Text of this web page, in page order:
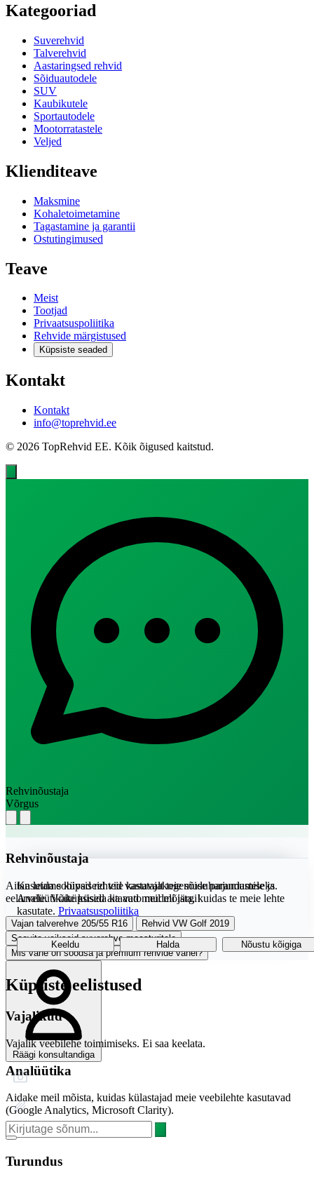
Kategooriad
Suverehvid
Talverehvid
Aastaringsed rehvid
Sõiduautodele
SUV
Kaubikutele
Sportautodele
Mootorratastele
Veljed
Klienditeave
Maksmine
Kohaletoimetamine
Tagastamine ja garantii
Ostutingimused
Teave
Meist
Tootjad
Privaatsuspoliitika
Rehvide märgistused
Küpsiste seaded
Kontakt
Kontakt
info@toprehvid.ee
© 2026 TopRehvid EE. Kõik õigused kaitstud.
Rehvinõustaja
Võrgus
Rehvinõustaja
Aitan leida sobivad rehvid vastavalt teie sõiduharjumustele ja
eelarvele. Võite küsida ka auto mudeli järgi!
Vajan talverehve 205/55 R16
Rehvid VW Golf 2019
Soovita vaikseid suverehve maasturitele
Mis vahe on soodsa ja premium rehvide vahel?
Räägi konsultandiga
Kasutame küpsiseid teie kasutajakogemuse parandamiseks.
Analüütikaküpsised aitavad meil mõista, kuidas te meie lehte
kasutate. Privaatsuspoliitika
Keeldu Halda Nõustu kõigiga
Küpsiste eelistused
Vajalikud
Vajalik veebilehe toimimiseks. Ei saa keelata.
Analüütika
Aidake meil mõista, kuidas külastajad meie veebilehte kasutavad
(Google Analytics, Microsoft Clarity).
Turundus